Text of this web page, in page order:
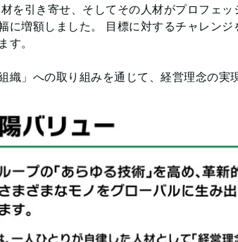
を引き寄せ、そしてその人材がプロフェ
に増額しました。 目標に対するチャレンジ
。
織」への取り組みを通じて、経営理念の実